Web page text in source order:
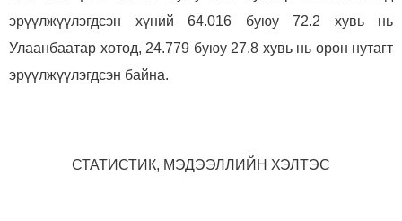
эрүүлжүүлэгдсэн хүний 64.016 буюу 72.2 хувь нь
Улаанбаатар хотод, 24.779 буюу 27.8 хувь нь орон нутагт
эрүүлжүүлэгдсэн байна.
СТАТИСТИК, МЭДЭЭЛЛИЙН ХЭЛТЭС